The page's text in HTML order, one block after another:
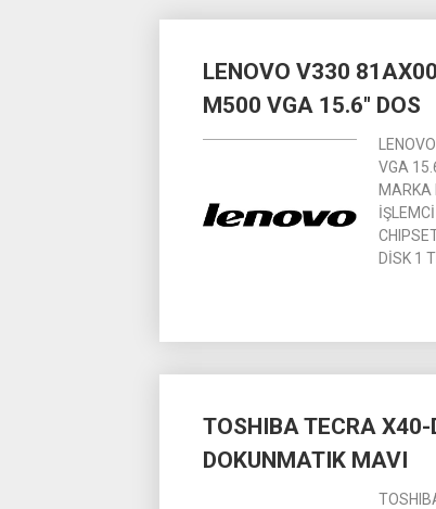
LENOVO V330
M500 VGA 15.6″ DOS
VGA
MARKA
DİSK 1
TOSHIBA TECRA
DOKUNMATIK MAVI
navigation